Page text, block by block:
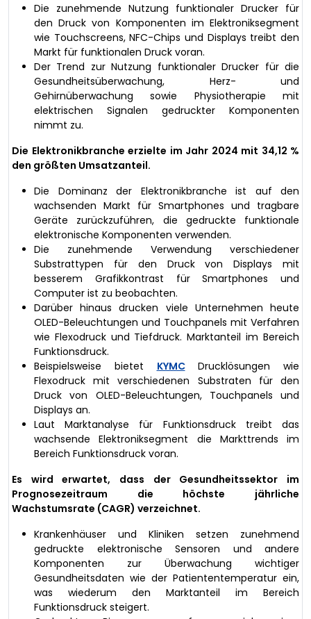
Die zunehmende Nutzung funktionaler Drucker für
den Druck von Komponenten im Elektroniksegment
wie Touchscreens, NFC-Chips und Displays treibt den
Markt für funktionalen Druck voran.
Der Trend zur Nutzung funktionaler Drucker für die
Gesundheitsüberwachung, Herz- und
Gehirnüberwachung sowie Physiotherapie mit
elektrischen Signalen gedruckter Komponenten
nimmt zu.
Die Elektronikbranche erzielte im Jahr 2024 mit 34,12 %
den größten Umsatzanteil.
Die Dominanz der Elektronikbranche ist auf den
wachsenden Markt für Smartphones und tragbare
Geräte zurückzuführen, die gedruckte funktionale
elektronische Komponenten verwenden.
Die zunehmende Verwendung verschiedener
Substrattypen für den Druck von Displays mit
besserem Grafikkontrast für Smartphones und
Computer ist zu beobachten.
Darüber hinaus drucken viele Unternehmen heute
OLED-Beleuchtungen und Touchpanels mit Verfahren
wie Flexodruck und Tiefdruck. Marktanteil im Bereich
Funktionsdruck.
Beispielsweise bietet KYMCDrucklösungen wie
Flexodruck mit verschiedenen Substraten für den
Druck von OLED-Beleuchtungen, Touchpanels und
Displays an.
Laut Marktanalyse für Funktionsdruck treibt das
wachsende Elektroniksegment die Markttrends im
Bereich Funktionsdruck voran.
Es wird erwartet, dass der Gesundheitssektor im
Prognosezeitraum die höchste jährliche
Wachstumsrate (CAGR) verzeichnet.
Krankenhäuser und Kliniken setzen zunehmend
gedruckte elektronische Sensoren und andere
Komponenten zur Überwachung wichtiger
Gesundheitsdaten wie der Patiententemperatur ein,
was wiederum den Marktanteil im Bereich
Funktionsdruck steigert.